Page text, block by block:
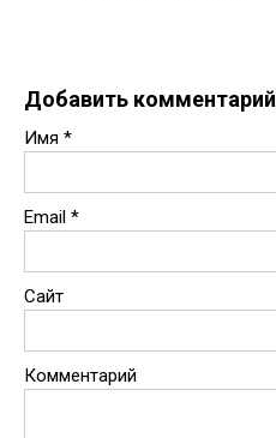
Добавить комментарий
Имя *
Email *
Сайт
Комментарий